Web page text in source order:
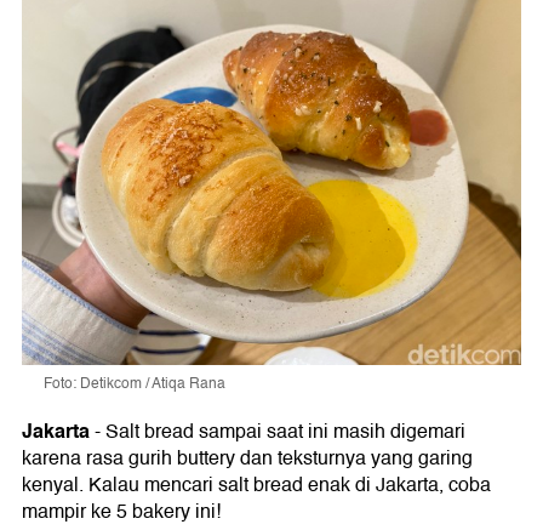
Foto: Detikcom / Atiqa Rana
Jakarta-Salt bread sampai saat ini masih digemari
karena rasa gurih buttery dan teksturnya yang garing
kenyal. Kalau mencari salt bread enak di Jakarta, coba
mampir ke 5 bakery ini!